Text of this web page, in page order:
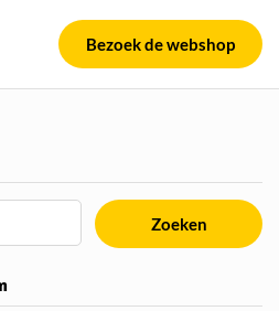
Bezoek de webshop
Zoeken